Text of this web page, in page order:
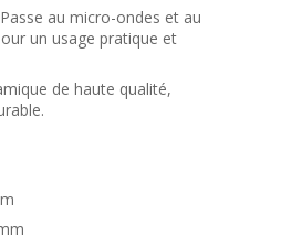
Passe au micro-ondes et au
un usage pratique et
de haute qualité,